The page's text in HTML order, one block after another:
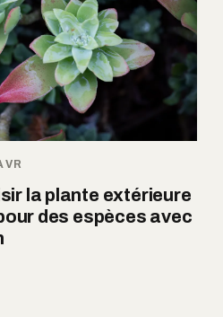
la plante extérieure
des espèces avec